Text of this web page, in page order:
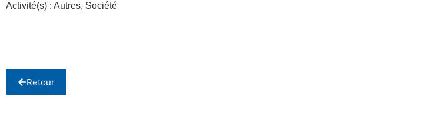
Activité(s) : Autres, Société
Retour